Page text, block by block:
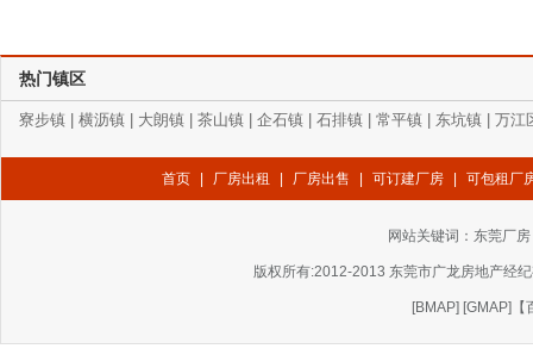
热门镇区
寮步镇 横沥镇 大朗镇 茶山镇 企石镇 石排镇 常平镇 东坑镇 万江
首页 厂房出租 厂房出售 可订建厂房 可包租厂
网站关键词： 东莞厂房
版权所有:2012-2013 东莞市广龙房地产经
[BMAP] [GMAP]